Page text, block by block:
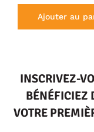
Ajouter au
INSCRIVEZ-
BÉNÉFICIEZ
VOTRE